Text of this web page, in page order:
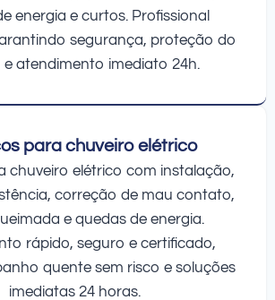
energia e curtos. Profissional
segurança, proteção do
atendimento imediato 24h.
para chuveiro elétrico
chuveiro elétrico com instalação,
correção de mau contato,
e quedas de energia.
rápido, seguro e certificado,
quente sem risco e soluções
imediatas 24 horas.